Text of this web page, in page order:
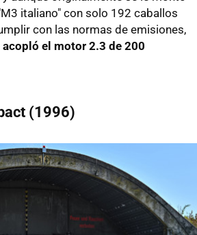
italiano" con solo 192 caballos
con las normas de emisiones,
el motor 2.3 de 200
(1996)